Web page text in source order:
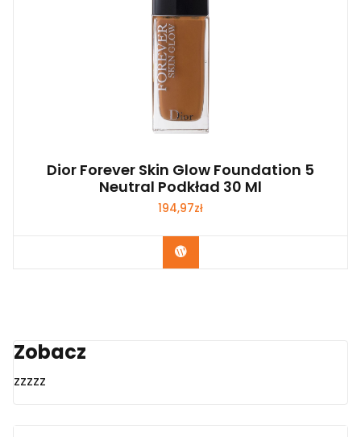
Dior Forever Skin Glow Foundation 5
Neutral Podkład 30 Ml
194,97zł
Zobacz
Zobacz
zzzzz